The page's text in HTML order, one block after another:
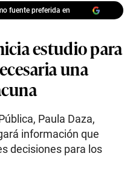
fuente preferida en
estudio para
una
Paula Daza,
información que
decisiones para los